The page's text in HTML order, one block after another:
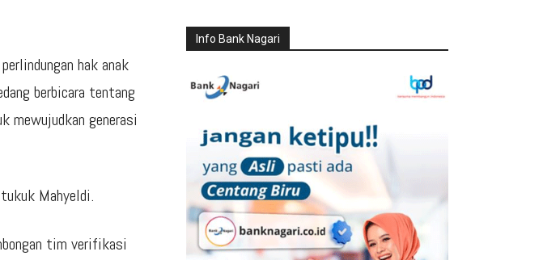
hak anak
berbicara tentang
mewujudkan generasi
Mahyeldi.
tim verifikasi
Info Bank Nagari